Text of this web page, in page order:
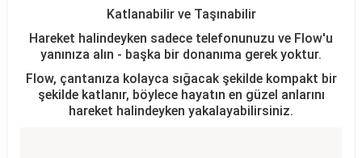
Katlanabilir ve Taşınabilir
Hareket halindeyken sadece telefonunuzu ve Flow'u
yanınıza alın - başka bir donanıma gerek yoktur.
Flow, çantanıza kolayca sığacak şekilde kompakt bir
şekilde katlanır, böylece hayatın en güzel anlarını
hareket halindeyken yakalayabilirsiniz.